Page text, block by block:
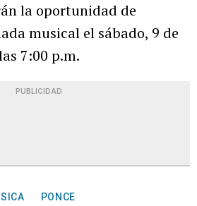
la oportunidad de
musical el sábado, 9 de
7:00 p.m.
PUBLICIDAD
PONCE